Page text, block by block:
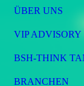
ÜBER UNS
VIP ADVISORY
BSH-THINK
BRANCHEN